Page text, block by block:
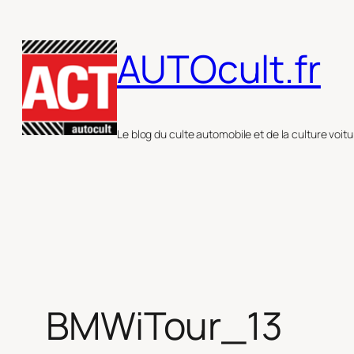
au
contenu
AUTOcult.fr
Le blog du culte automobile et de la culture
BMWiTour_13